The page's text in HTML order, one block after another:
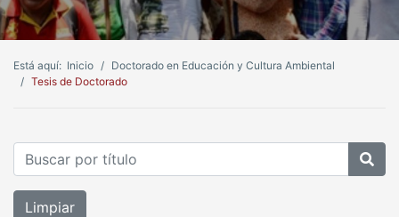
Está aquí: Inicio
Doctorado en Educación y Cultura Ambiental
Tesis de Doctorado
Buscar por título
Limpiar